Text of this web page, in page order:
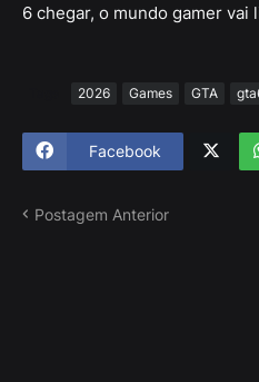
6 chegar, o mundo gamer vai
2026 Games GTA
Facebook
Postagem Anterior